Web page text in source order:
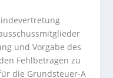
und Vorgabe des
Fehlbeträgen zu
die Grundsteuer-A